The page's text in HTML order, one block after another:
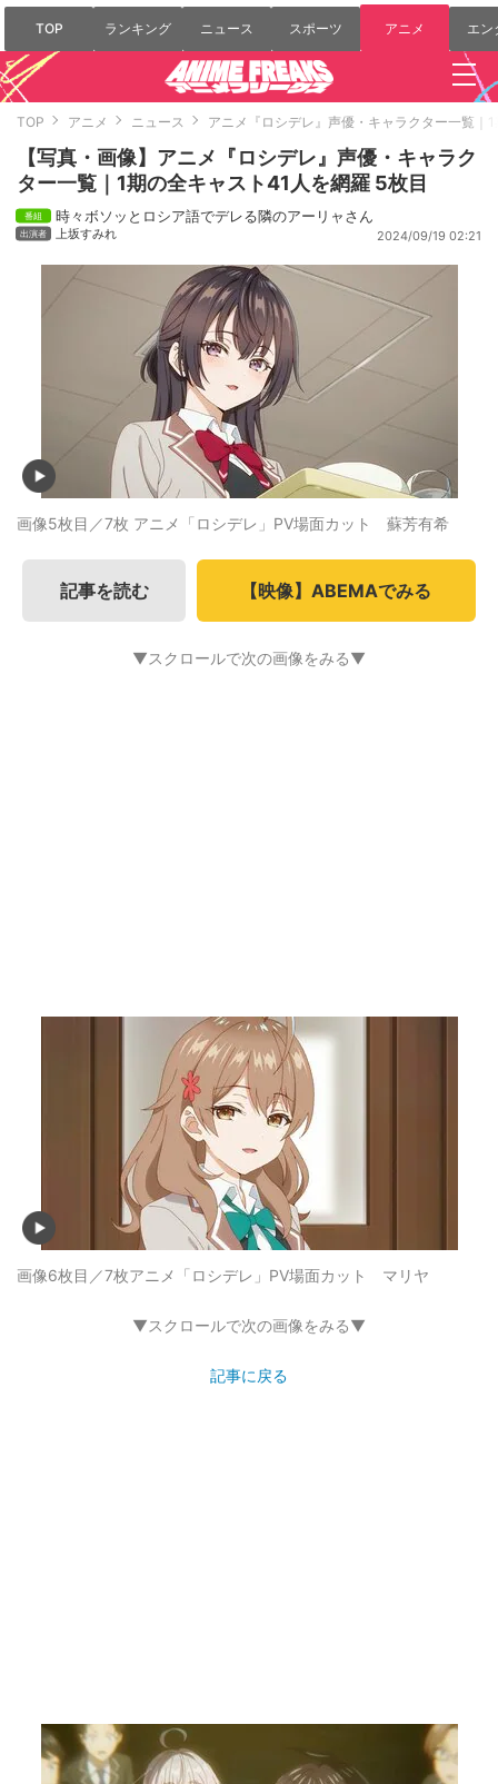
TOP ランキング ニュース スポーツ アニメ エン
TOP アニメ ニュース アニメ『ロシデレ』声優・キャラクター一覧｜
【写真・画像】アニメ『ロシデレ』声優・キャラク
ター一覧｜1期の全キャスト41人を網羅 5枚目
時々ボソッとロシア語でデレる隣のアーリャさん
上坂すみれ 2024/09/19 02:21
画像5枚目／7枚 アニメ「ロシデレ」PV場面カット 蘇芳有希
記事を読む 【映像】ABEMAでみる
▼スクロールで次の画像をみる▼
画像6枚目／7枚アニメ「ロシデレ」PV場面カット マリヤ
▼スクロールで次の画像をみる▼
記事に戻る